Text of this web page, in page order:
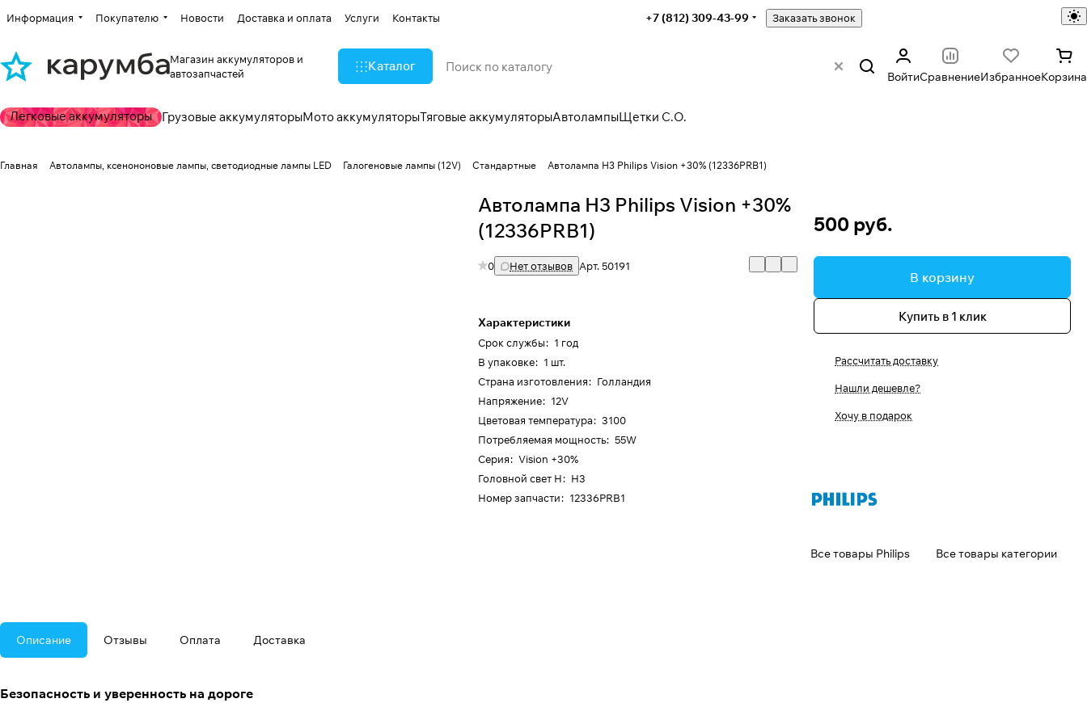
Информация Покупателю Новости Доставка и оплата Услуги Контакты +7 (812) 309-43-99 Заказать звонок
Магазин аккумуляторов и
автозапчастей
Каталог
ВойтиСравнениеИзбранноеКорзина
Легковые аккумуляторы Грузовые аккумуляторыМото аккумуляторыТяговые аккумуляторыАвтолампыЩетки С.О.
Главная Автолампы, ксенононовые лампы, светодиодные лампы LED Галогеновые лампы (12V) Стандартные Автолампа H3 Philips Vision +30% (12336PRB1)
Автолампа H3 Philips Vision +30%
(12336PRB1)
0 Нет отзывов Арт.50191
Характеристики
Срок службы: 1 год
В упаковке: 1 шт.
Страна изготовления: Голландия
Напряжение: 12V
Цветовая температура: 3100
Потребляемая мощность: 55W
Серия: Vision +30%
Головной свет H: H3
Номер запчасти: 12336PRB1
500 руб.
В корзину
Купить в 1 клик
Рассчитать доставку
Нашли дешевле?
Хочу в подарок
Все товары Philips Все товары категории
Описание Отзывы Оплата Доставка
Безопасность и уверенность на дороге